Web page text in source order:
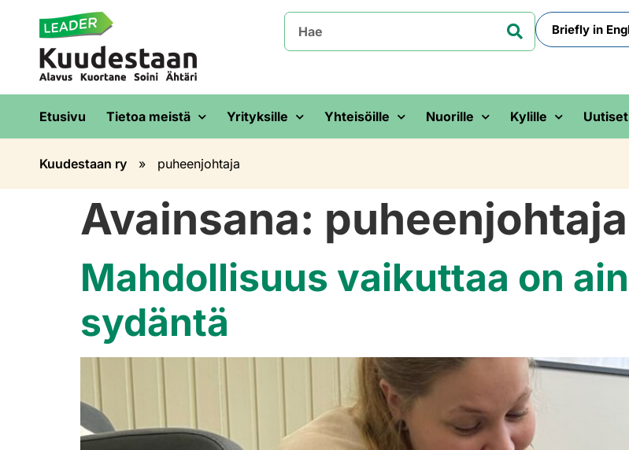
Briefly in
Etusivu Tietoa meistä Yrityksille Yhteisöille Nuorille Kylille Uutiset
Kuudestaan ry » puheenjohtaja
Avainsana: puheenjohtaja
Mahdollisuus vaikuttaa on
sydäntä